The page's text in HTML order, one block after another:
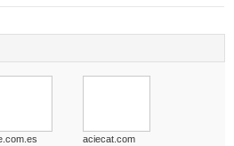
aciecat.com